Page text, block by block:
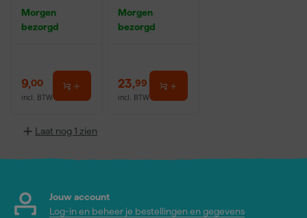
125mm (10st)
Morgen
bezorgd
9,00
incl. BTW
K120 (50st)
Morgen
bezorgd
23,99
incl. BTW
Laat nog 1 zien
Jouw account
Log-in en beheer je bestellingen en gegevens